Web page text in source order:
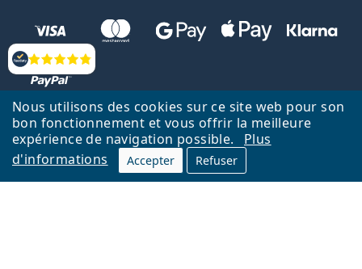
Nous utilisons des cookies sur ce site web pour son
bon fonctionnement et vous offrir la meilleure
expérience de navigation possible.
Plus
d'informations
Accepter Refuser
Évaluation
Retour à la page d'accueil
Haut
Lentiamo.fr est géré et exploité par Lentiamo s.r.o., République
Un service en ligne pour vous depuis 18 ans.